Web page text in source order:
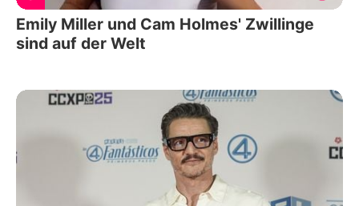
Emily Miller und Cam Holmes' Zwillinge
sind auf der Welt